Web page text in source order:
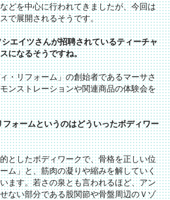
どを中心に行われてきましたが、今回は
で展開されるそうです。
エイツさんが招聘されているティーチャ
になるそうですね。
・リフォーム」の創始者であるマーサさ
ンストレーションや関連商品の体験会を
ォームというのはどういったボディワー
としたボディワークで、骨格を正しい位
ム」と、筋肉の凝りや縮みを解していく
ます。若さの泉とも言われるほど、アン
ない部分である股関節や骨盤周辺のＶゾ